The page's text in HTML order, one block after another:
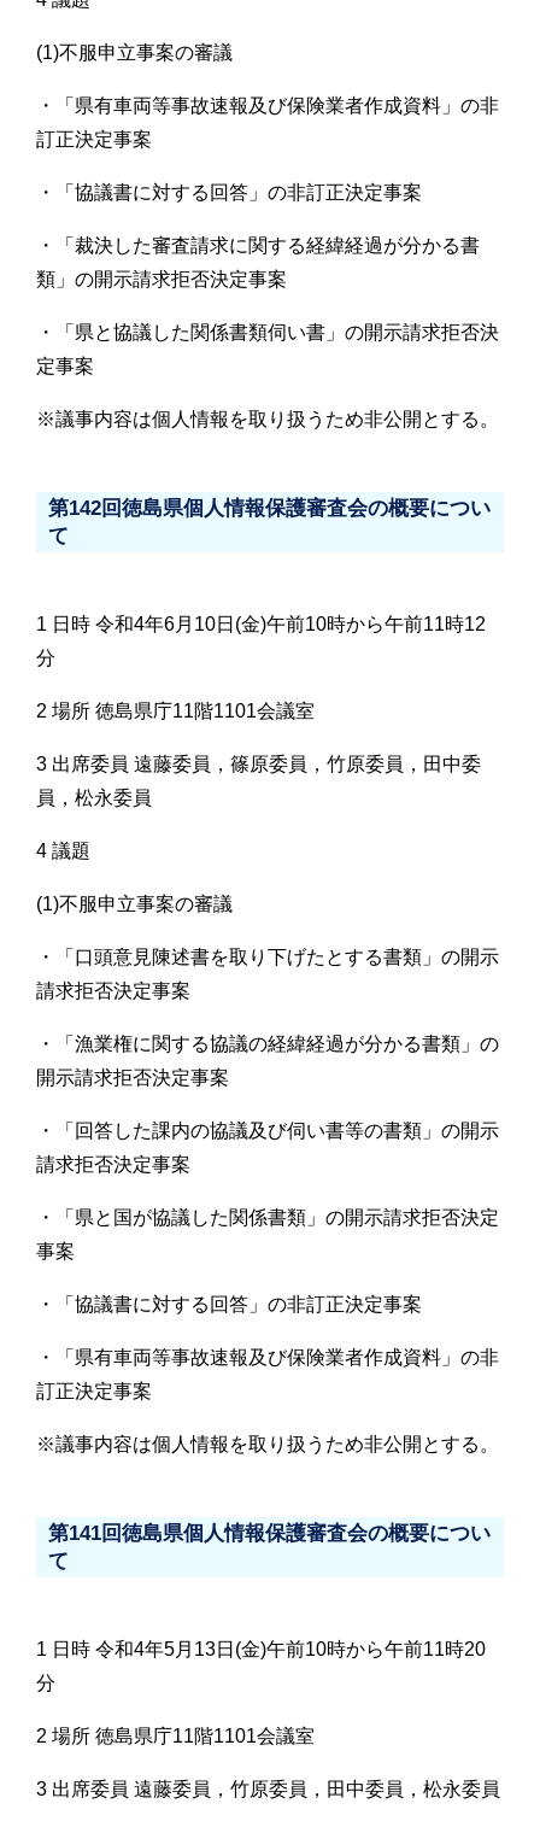
(1)不服申立事案の審議
・「県有車両等事故速報及び保険業者作成資料」の非
訂正決定事案
・「協議書に対する回答」の非訂正決定事案
・「裁決した審査請求に関する経緯経過が分かる書
類」の開示請求拒否決定事案
・「県と協議した関係書類伺い書」の開示請求拒否決
定事案
※議事内容は個人情報を取り扱うため非公開とする。
第142回徳島県個人情報保護審査会の概要につい
て
1 日時 令和4年6月10日(金)午前10時から午前11時12
分
2 場所 徳島県庁11階1101会議室
3 出席委員 遠藤委員，篠原委員，竹原委員，田中委
員，松永委員
4 議題
(1)不服申立事案の審議
・「口頭意見陳述書を取り下げたとする書類」の開示
請求拒否決定事案
・「漁業権に関する協議の経緯経過が分かる書類」の
開示請求拒否決定事案
・「回答した課内の協議及び伺い書等の書類」の開示
請求拒否決定事案
・「県と国が協議した関係書類」の開示請求拒否決定
事案
・「協議書に対する回答」の非訂正決定事案
・「県有車両等事故速報及び保険業者作成資料」の非
訂正決定事案
※議事内容は個人情報を取り扱うため非公開とする。
第141回徳島県個人情報保護審査会の概要につい
て
1 日時 令和4年5月13日(金)午前10時から午前11時20
分
2 場所 徳島県庁11階1101会議室
3 出席委員 遠藤委員，竹原委員，田中委員，松永委員